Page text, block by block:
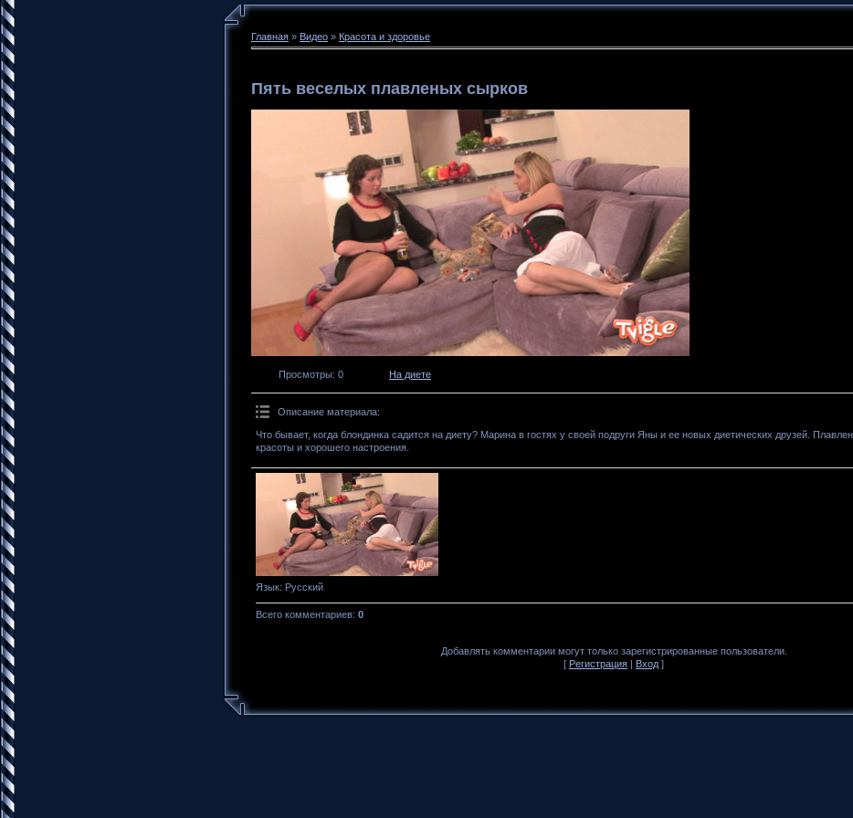
Главная » Видео » Красота и здоровье
Пять веселых плавленых сырков
Просмотры: 0 На диете
Описание материала:
Что бывает, когда блондинка садится на диету? Марина в гостях у своей подруги Яны и ее новых диетических друзей.
красоты и хорошего настроения.
Язык: Русский
Всего комментариев: 0
Добавлять комментарии могут только зарегистрированные пользователи.
[ Регистрация | Вход ]